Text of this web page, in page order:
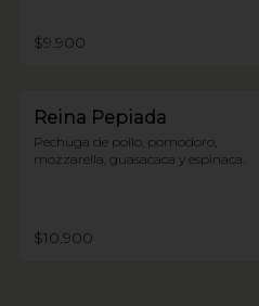
$9.900
Reina Pepiada
Pechuga de pollo, pomodoro,
mozzarella, guasacaca y espinaca.
$10.900